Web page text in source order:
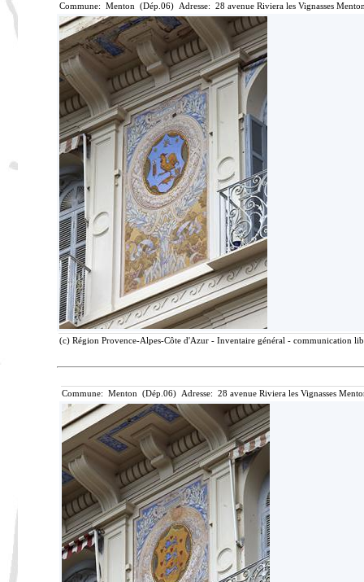
Commune: Menton (Dép.06) Adresse: 28 avenue Riviera les Vignasses
(c) Région Provence-Alpes-Côte d'Azur - Inventaire général - communication
Commune: Menton (Dép.06) Adresse: 28 avenue Riviera les Vignasses